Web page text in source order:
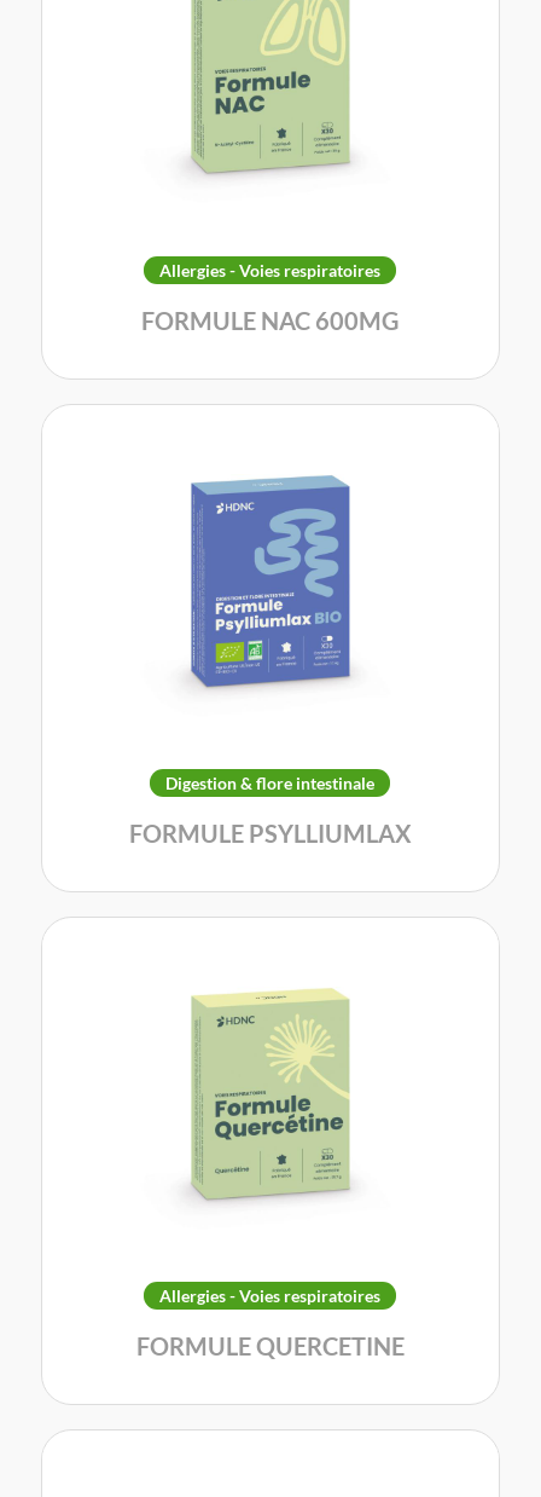
Allergies - Voies respiratoires
FORMULE NAC 600MG
Digestion & flore intestinale
FORMULE PSYLLIUMLAX
Allergies - Voies respiratoires
FORMULE QUERCETINE